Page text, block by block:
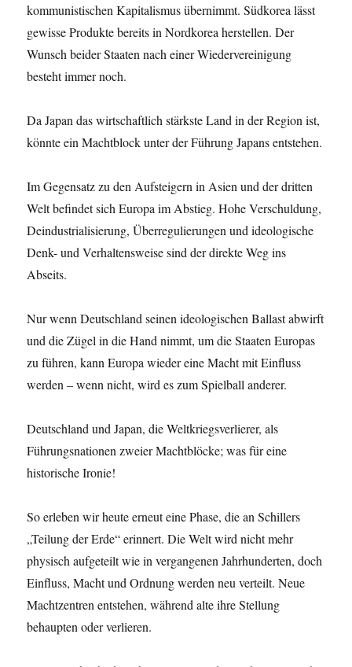
kommunistischen Kapitalismus übernimmt. Südkorea lässt
gewisse Produkte bereits in Nordkorea herstellen. Der
Wunsch beider Staaten nach einer Wiedervereinigung
besteht immer noch.
Da Japan das wirtschaftlich stärkste Land in der Region ist,
könnte ein Machtblock unter der Führung Japans entstehen.
Im Gegensatz zu den Aufsteigern in Asien und der dritten
Welt befindet sich Europa im Abstieg. Hohe Verschuldung,
Deindustrialisierung, Überregulierungen und ideologische
Denk- und Verhaltensweise sind der direkte Weg ins
Abseits.
Nur wenn Deutschland seinen ideologischen Ballast abwirft
und die Zügel in die Hand nimmt, um die Staaten Europas
zu führen, kann Europa wieder eine Macht mit Einfluss
werden – wenn nicht, wird es zum Spielball anderer.
Deutschland und Japan, die Weltkriegsverlierer, als
Führungsnationen zweier Machtblöcke; was für eine
historische Ironie!
So erleben wir heute erneut eine Phase, die an Schillers
„Teilung der Erde“ erinnert. Die Welt wird nicht mehr
physisch aufgeteilt wie in vergangenen Jahrhunderten, doch
Einfluss, Macht und Ordnung werden neu verteilt. Neue
Machtzentren entstehen, während alte ihre Stellung
behaupten oder verlieren.